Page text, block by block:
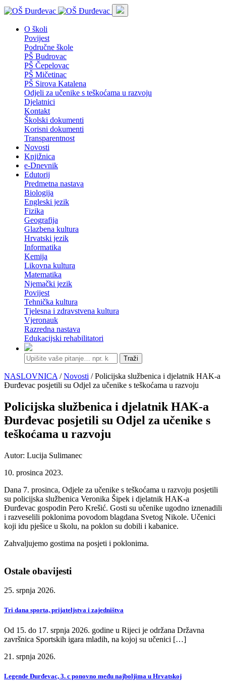
O školi
Povijest
Područne škole
PŠ Budrovac
PŠ Čepelovac
PŠ Mičetinac
PŠ Sirova Katalena
Odjeli za učenike s teškoćama u razvoju
Djelatnici
Kontakt
Školski dokumenti
Korisni dokumenti
Transparentnost
Novosti
Knjižnica
e-Dnevnik
Edutorij
Predmetna nastava
Biologija
Engleski jezik
Fizika
Geografija
Glazbena kultura
Hrvatski jezik
Informatika
Kemija
Likovna kultura
Matematika
Njemački jezik
Povijest
Tehnička kultura
Tjelesna i zdravstvena kultura
Vjeronauk
Razredna nastava
Edukacijski rehabilitatori
Traži
NASLOVNICA /Novosti / Policijska službenica i djelatnik HAK-a
Đurđevac posjetili su Odjel za učenike s teškoćama u razvoju
Policijska službenica i djelatnik HAK-a
Đurđevac posjetili su Odjel za učenike s
teškoćama u razvoju
Autor: Lucija Sulimanec
10. prosinca 2023.
Dana 7. prosinca, Odjele za učenike s teškoćama u razvoju posjetili
su policijska službenica Veronika Šipek i djelatnik HAK-a
Đurđevac gospodin Pero Krešić. Gosti su učenike ugodno iznenadili
i razveselili poklonima povodom blagdana Svetog Nikole. Učenici
koji idu pješice u školu, na poklon su dobili i kabanice.
Zahvaljujemo gostima na posjeti i poklonima.
Ostale obavijesti
25. srpnja 2026.
Tri dana sporta, prijateljstva i zajedništva
Od 15. do 17. srpnja 2026. godine u Rijeci je održana Državna
završnica Sportskih igara mladih, na kojoj su učenici […]
21. srpnja 2026.
Legende Đurđevac, 3. c ponovno među najboljima u Hrvatskoj